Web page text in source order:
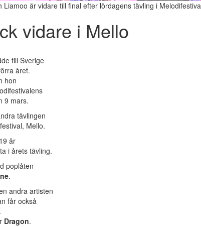
Liamoo är vidare till final efter lördagens tävling i
vidare i Mello
till Sverige
året.
hon
9 mars.
tävlingen
Mello.
år
i årets tävling.
poplåten
.
andra artisten
får också
Dragon.